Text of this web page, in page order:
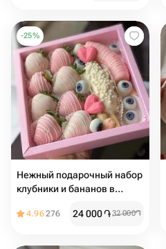
-25%
Нежный подарочный набор
клубники и бананов в
4.96276 24 000֏32 000֏